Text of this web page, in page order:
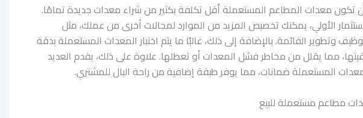
تكون معدات المطاعم المستعملة أقل تكلفة بكثير من شراء معدات جديدة تمامًا.
الأولي، يمكنك تخصيص المزيد من الموارد لمجالات أخرى من عملك، مثل
وتطوير القائمة. بالإضافة إلى ذلك، غالبًا ما يتم اختبار المعدات المستعملة بدقة
مما يقلل من مخاطر فشل المعدات أو تعطلها. علاوة على ذلك، يقدم العديد
المستعملة ضمانات، مما يوفر طبقة إضافية من راحة البال للمشتري.
مطاعم مستعملة للبيع